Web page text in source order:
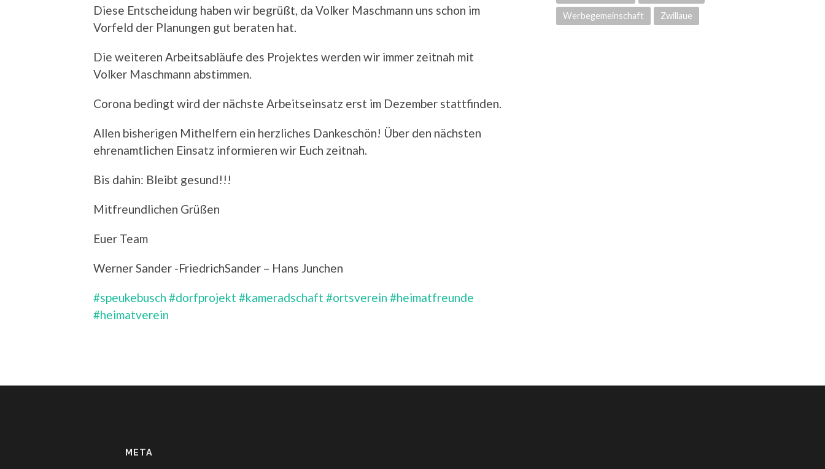
Diese Entscheidung haben wir begrüßt, da Volker Maschmann uns schon im
Vorfeld der Planungen gut beraten hat.
Die weiteren Arbeitsabläufe des Projektes werden wir immer zeitnah mit
Volker Maschmann abstimmen.
Corona bedingt wird der nächste Arbeitseinsatz erst im Dezember stattfinden.
Allen bisherigen Mithelfern ein herzliches Dankeschön! Über den nächsten
ehrenamtlichen Einsatz informieren wir Euch zeitnah.
Bis dahin: Bleibt gesund!!!
Mitfreundlichen Grüßen
Euer Team
Werner Sander -FriedrichSander – Hans Junchen
#speukebusch #dorfprojekt #kameradschaft #ortsverein #heimatfreunde
#heimatverein
Werbegemeinschaft Zwillaue
META